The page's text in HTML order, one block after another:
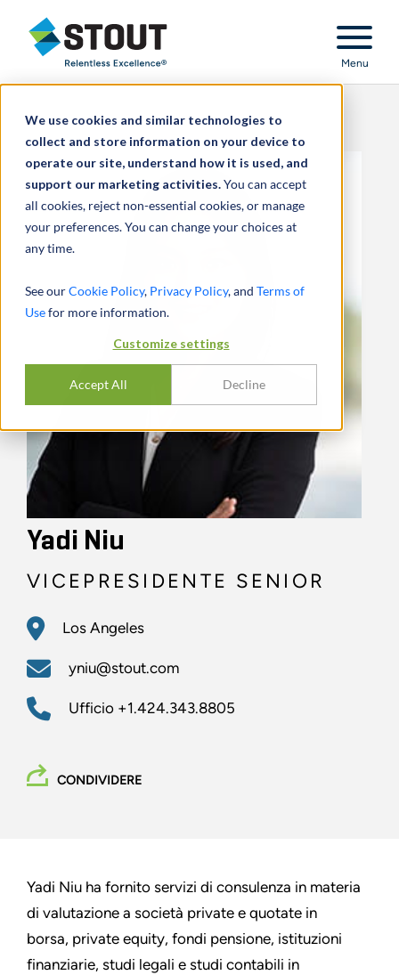
We use cookies and similar technologies to
collect and store information on your device to
operate our site, understand how it is used, and
support our marketing activities.You can accept
all cookies, reject non-essential cookies, or manage
your preferences. You can change your choices at
any time.
See ourCookie Policy, Privacy Policy, and Terms of
Usefor more information.
Customize settings
Accept All Decline
Stout Relentless Excellence
Menu
Yadi Niu
VICEPRESIDENTE SENIOR
Los Angeles
yniu@stout.com
Ufficio +1.424.343.8805
CONDIVIDERE
Yadi Niu ha fornito servizi di consulenza in materia
di valutazione a società private e quotate in
borsa, private equity, fondi pensione, istituzioni
finanziarie, studi legali e studi contabili in